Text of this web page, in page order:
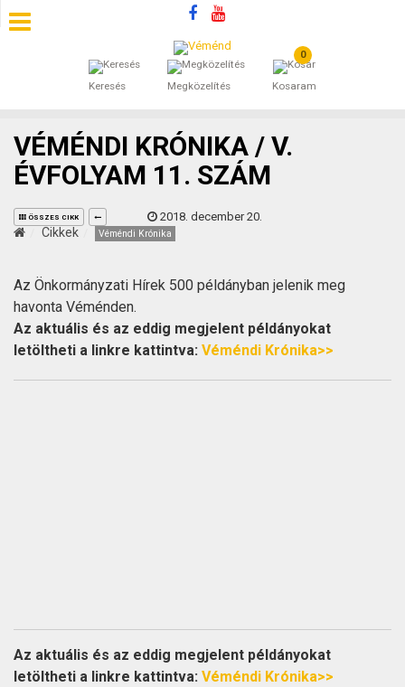
Keresés Megközelítés
0
Kosaram
SZÁLLÁSOK
ÁLTALÁNOS SZERZŐDÉSI FELTÉTELEK
KINCSES BARANYA VÉMÉND
VÉMÉNDI KRÓNIKA / V.
ÉVFOLYAM 11. SZÁM
ÖSSZES CIKK 2018. december 20.
Cikkek Véméndi Krónika
Az Önkormányzati Hírek 500 példányban jelenik meg
havonta Véménden.
Az aktuális és az eddig megjelent példányokat
letöltheti a linkre kattintva: Véméndi Krónika>>
Az aktuális és az eddig megjelent példányokat
letöltheti a linkre kattintva: Véméndi Krónika>>